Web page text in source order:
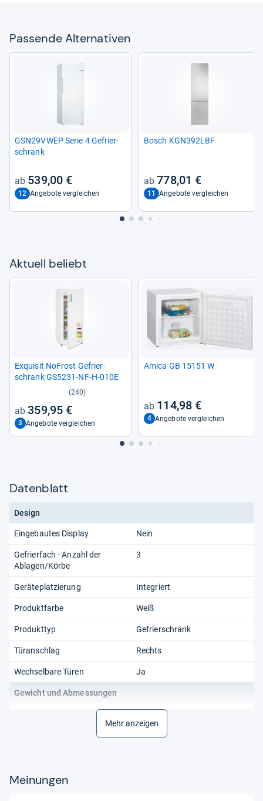
Pas­sende Alter­na­ti­ven
GSN29VWEP Serie 4 Gefrier­
schrank
539,00 €
12 Angebote vergleichen
Bosch KGN392LBF
778,01 €
11 Angebote vergleichen
Aktu­ell beliebt
Exqui­sit NoFrost Gefrier­
schrank GS5231-​NF-​H-​010E
(240)
359,95 €
3 Angebote vergleichen
Amica GB 15151 W
114,98 €
4 Angebote vergleichen
Datenblatt
Design
Eingebautes Display Nein
Gefrierfach - Anzahl der
Ablagen/Körbe
3
Geräteplatzierung Integriert
Produktfarbe Weiß
Produkttyp Gefrierschrank
Türanschlag Rechts
Wechselbare Türen Ja
Gewicht und Abmessungen
558 mm
Einbauraum Tiefe
Mehr anzeigen
Meinungen